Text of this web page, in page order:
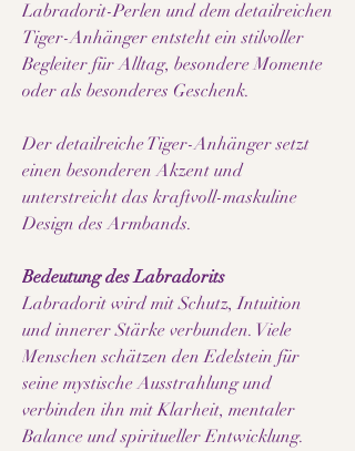
Labradorit-Perlen und dem detailreichen
Tiger-Anhänger entsteht ein stilvoller
Begleiter für Alltag, besondere Momente
oder als besonderes Geschenk.
Der detailreiche Tiger-Anhänger setzt
einen besonderen Akzent und
unterstreicht das kraftvoll-maskuline
Design des Armbands.
Bedeutung des Labradorits
Labradorit wird mit Schutz, Intuition
und innerer Stärke verbunden. Viele
Menschen schätzen den Edelstein für
seine mystische Ausstrahlung und
verbinden ihn mit Klarheit, mentaler
Balance und spiritueller Entwicklung.